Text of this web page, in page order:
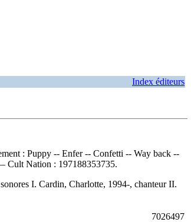
Index éditeurs
: Puppy -- Enfer -- Confetti -- Way back --
Cult Nation : 197188353735.
I. Cardin, Charlotte, 1994-, chanteur II.
7026497